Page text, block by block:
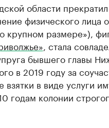
области
физического лица
крупном размере»),
, стала
бывшего главы
в 2019 году за
взятки в виде услуги
годам колонии